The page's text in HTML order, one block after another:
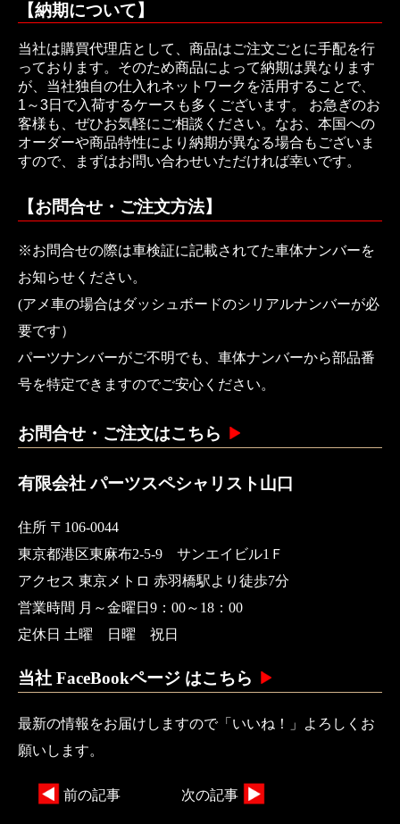
【納期について】
当社は購買代理店として、商品はご注文ごとに手配を行
っております。そのため商品によって納期は異なります
が、当社独自の仕入れネットワークを活用することで、
1～3日で入荷するケースも多くございます。 お急ぎのお
客様も、ぜひお気軽にご相談ください。なお、本国への
オーダーや商品特性により納期が異なる場合もございま
すので、まずはお問い合わせいただければ幸いです。
【お問合せ・ご注文方法】
※お問合せの際は車検証に記載されてた車体ナンバーを
お知らせください。
(アメ車の場合はダッシュボードのシリアルナンバーが必
要です）
パーツナンバーがご不明でも、車体ナンバーから部品番
号を特定できますのでご安心ください。
お問合せ・ご注文はこちら
有限会社 パーツスペシャリスト山口
住所 〒106-0044
東京都港区東麻布2-5-9 サンエイビル1Ｆ
アクセス 東京メトロ 赤羽橋駅より徒歩7分
営業時間 月～金曜日9：00～18：00
定休日 土曜 日曜 祝日
当社 FaceBookページ はこちら
最新の情報をお届けしますので「いいね！」よろしくお
願いします。
前の記事 次の記事